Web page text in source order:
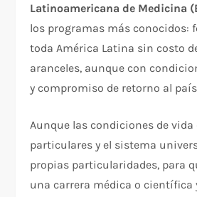
Latinoamericana de Medicina
los programas más conocidos:
toda América Latina sin costo
aranceles, aunque con
y compromiso de retorno al
Aunque las condiciones de vida
particulares y el sistema
propias particularidades, para
una carrera médica o científica